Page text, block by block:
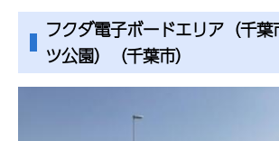
フクダ電子ボードエリア（千
ツ公園）（千葉市）